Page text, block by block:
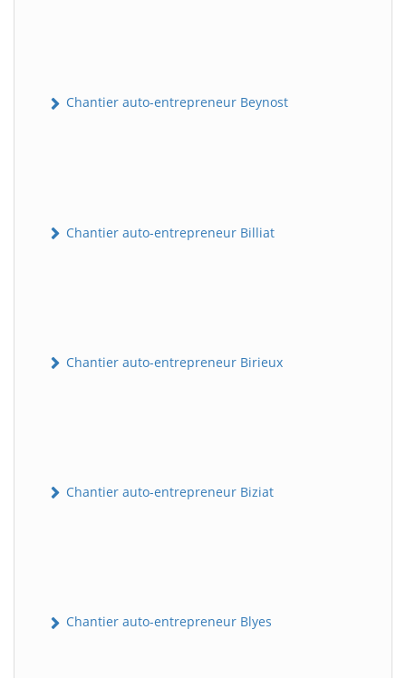
Chantier auto-entrepreneur Beynost
Chantier auto-entrepreneur Billiat
Chantier auto-entrepreneur Birieux
Chantier auto-entrepreneur Biziat
Chantier auto-entrepreneur Blyes